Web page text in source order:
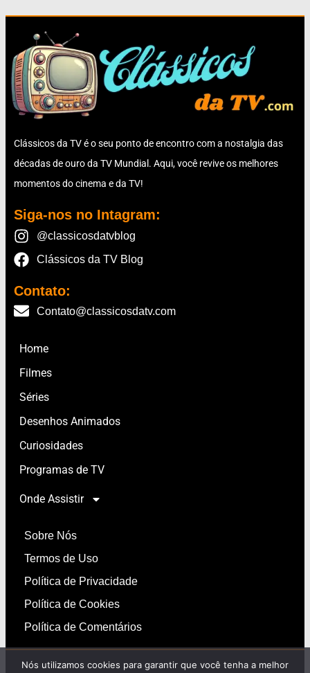
Clássicos da TV é o seu ponto de encontro com a nostalgia das
décadas de ouro da TV Mundial. Aqui, você revive os melhores
momentos do cinema e da TV!
Siga-nos no Intagram:
@classicosdatvblog
Clássicos da TV Blog
Contato:
Contato@classicosdatv.com
Home
Filmes
Séries
Desenhos Animados
Curiosidades
Programas de TV
Onde Assistir
Sobre Nós
Termos de Uso
Política de Privacidade
Política de Cookies
Política de Comentários
Nós utilizamos cookies para garantir que você tenha a melhor